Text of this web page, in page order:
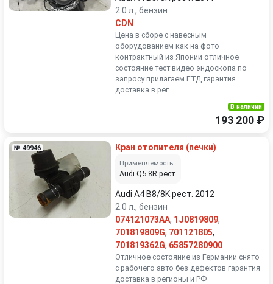
2.0 л., бензин
CDN
Цена в сборе с навесным
оборудованием как на фото
контрактный из Японии отличное
состояние тест видео эндоскопа по
запросу прилагаем ГТД гарантия
доставка в рег...
В наличии
193 200 ₽
№ 49946 Кран отопителя (печки)
Применяемость:
Audi Q5 8R рест.
Audi A4 B8/8K рест. 2012
2.0 л., бензин
074121073AA, 1J0819809,
701819809G, 701121805,
701819362G, 65857280900
Отличное состояние из Германии снято
с рабочего авто без дефектов гарантия
доставка в регионы и РФ